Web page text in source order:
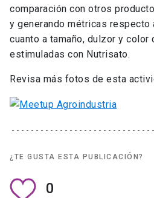
comparación con otros
y generando métricas
cuanto a tamaño, dulzor y color
estimuladas con Nutrisato.
Revisa más fotos de esta
¿TE GUSTA ESTA PUBLICACIÓN?
0